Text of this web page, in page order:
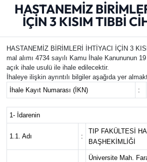
HASTANEMİZ
İÇİN 3 KISIM TIBBİ
HASTANEMİZ BİRİMLERİ İHTİYACI İÇİN 3
mal alımı 4734 sayılı Kamu İhale Kanununun
açık ihale usulü ile ihale edilecektir.
İhaleye ilişkin ayrıntılı bilgiler aşağıda yer
İhale Kayıt Numarası (İKN)
:
1- İdarenin
1.1. Adı :
TIP FAKÜLTESİ
BAŞHEKİMLİĞİ
Üniversite Mah.
Kültür/Sanat
Politika
Politik Kulis
Dünya
Magazin
Mektup Galeri
Süper Lig Puan Durumu ve
Tüm Manşetler
Son Dakika Haberleri
Haber Arşivi